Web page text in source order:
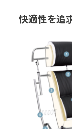
快適性を追